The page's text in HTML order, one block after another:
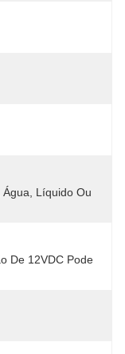
Líquido Ou
De 12VDC Pode